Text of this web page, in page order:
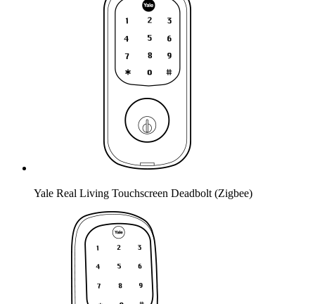
Yale Real Living Touchscreen Deadbolt (Zigbee)